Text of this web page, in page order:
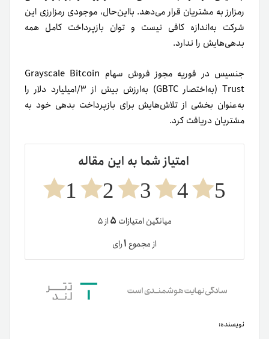
رمزارز به مشتریان قرار می‌دهد. بااین‌حال، موجودی رمزارزی این
شرکت به‌اندازه کافی نیست و توان بازپرداخت کامل همه‌
بدهی‌هایش را ندارد.
جنسیس در فوریه مجوز فروش سهام Grayscale Bitcoin
Trust (به‌اختصار GBTC) به‌ارزش بیش از ۱/۳میلیارد دلار را
به‌عنوان بخشی از تلاش‌هایش برای بازپرداخت بدهی‌ خود به
مشتریان دریافت کرد.
امتیاز شما به این مقاله
5
4
3
2
1
میانگین امتیازات ۵از ۵
از مجموع۱رای
نویسنده: